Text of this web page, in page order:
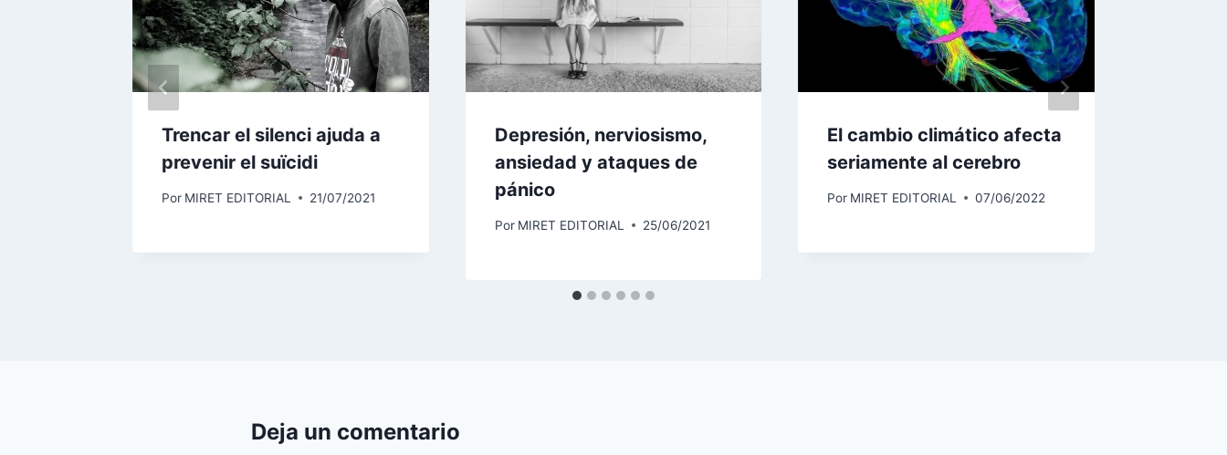
Trencar el silenci ajuda a
prevenir el suïcidi
Por MIRET EDITORIAL 21/07/2021
Depresión, nerviosismo,
ansiedad y ataques de
pánico
Por MIRET EDITORIAL 25/06/2021
El cambio climático afecta
seriamente al cerebro
Por MIRET EDITORIAL 07/06/2022
Deja un comentario